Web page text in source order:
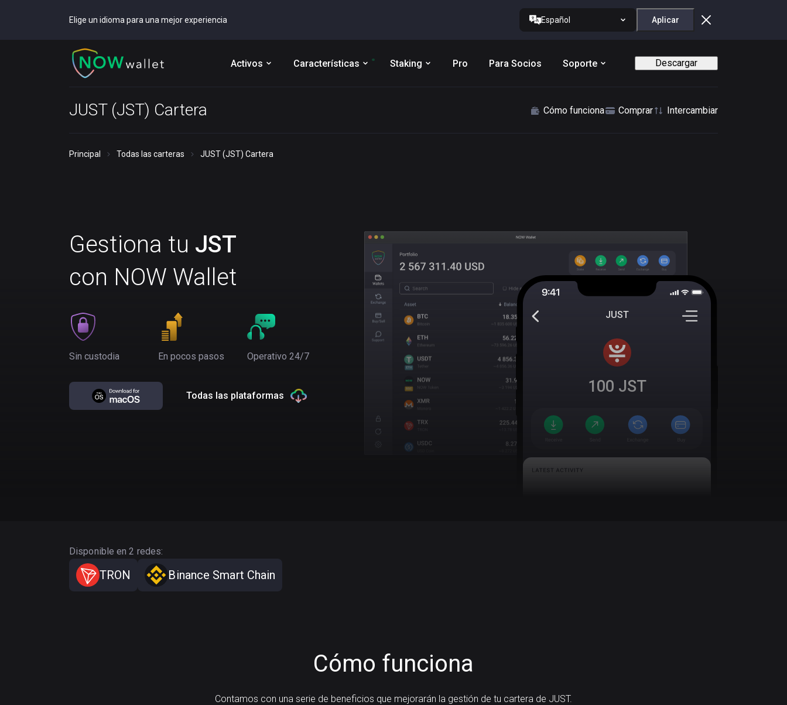
Elige un idioma para una mejor experiencia Español Aplicar
Activos Características Staking Pro Para Socios Soporte Descargar
JUST (JST) Cartera Cómo funciona Comprar Intercambiar
Principal Todas las carteras JUST (JST) Cartera
Gestiona tu JST
con NOW Wallet
Sin custodia En pocos pasos Operativo 24/7
Todas las plataformas
JUST
100 JST
Disponible en 2 redes:
TRON Binance Smart Chain
Cómo funciona
Contamos con una serie de beneficios que mejorarán la gestión de tu cartera de JUST.